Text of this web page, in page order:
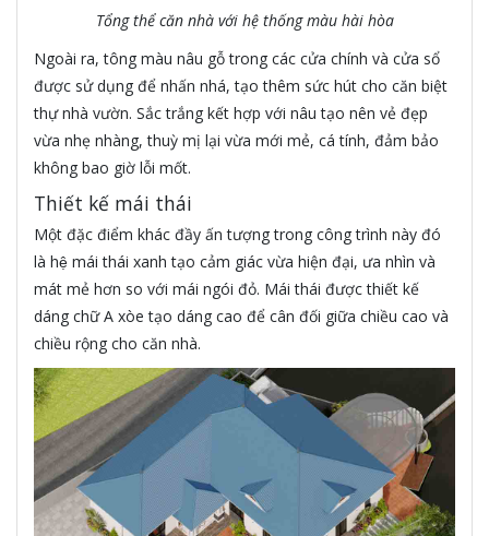
Tổng thể căn nhà với hệ thống màu hài hòa
Ngoài ra, tông màu nâu gỗ trong các cửa chính và cửa sổ
được sử dụng để nhấn nhá, tạo thêm sức hút cho căn biệt
thự nhà vườn. Sắc trắng kết hợp với nâu tạo nên vẻ đẹp
vừa nhẹ nhàng, thuỳ mị lại vừa mới mẻ, cá tính, đảm bảo
không bao giờ lỗi mốt.
Thiết kế mái thái
Một đặc điểm khác đầy ấn tượng trong công trình này đó
là hệ mái thái xanh tạo cảm giác vừa hiện đại, ưa nhìn và
mát mẻ hơn so với mái ngói đỏ. Mái thái được thiết kế
dáng chữ A xòe tạo dáng cao để cân đối giữa chiều cao và
chiều rộng cho căn nhà.